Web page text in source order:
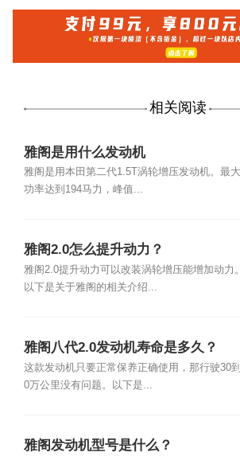
相关阅读
雅阁是用什么发动机
雅阁是用本田第二代1.5T涡轮增压发动机。最大
功率达到194马力，峰值...
雅阁2.0怎么提升动力？
雅阁2.0提升动力可以改装涡轮增压能增加动力。
以下是关于雅阁的相关介绍...
雅阁八代2.0发动机寿命是多久？
这款发动机只要正常保养正确使用，那行驶30
0万公里没有问题。以下是...
雅阁发动机型号是什么？